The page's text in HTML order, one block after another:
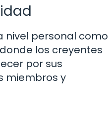
nivel personal como
los creyentes
por sus
miembros y